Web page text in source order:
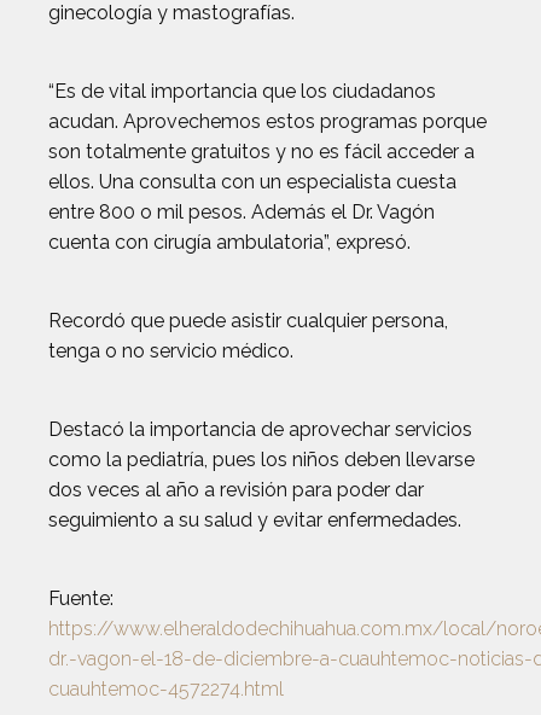
ginecología y mastografías.
“Es de vital importancia que los ciudadanos
acudan. Aprovechemos estos programas porque
son totalmente gratuitos y no es fácil acceder a
ellos. Una consulta con un especialista cuesta
entre 800 o mil pesos. Además el Dr. Vagón
cuenta con cirugía ambulatoria”, expresó.
Recordó que puede asistir cualquier persona,
tenga o no servicio médico.
Destacó la importancia de aprovechar servicios
como la pediatría, pues los niños deben llevarse
dos veces al año a revisión para poder dar
seguimiento a su salud y evitar enfermedades.
Fuente:
https://www.elheraldodechihuahua.com.mx/local/
dr.-vagon-el-18-de-diciembre-a-cuauhtemoc-noticias-
cuauhtemoc-4572274.html